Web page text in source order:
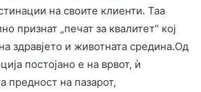
на своите клиенти. Таа
признат „печат за квалитет“ кој
здравјето и животната средина.Од
постојано е на врвот, ѝ
предност на пазарот,